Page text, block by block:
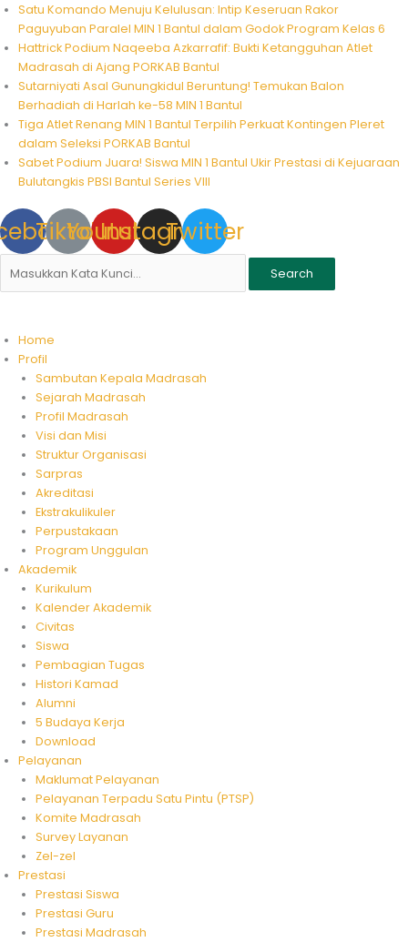
Skip
content
Satu Komando Menuju Kelulusan: Intip Keseruan Rakor
Paguyuban Paralel MIN 1 Bantul dalam Godok Program Kelas 6
Hattrick Podium Naqeeba Azkarrafif: Bukti Ketangguhan Atlet
Madrasah di Ajang PORKAB Bantul
Sutarniyati Asal Gunungkidul Beruntung! Temukan Balon
Berhadiah di Harlah ke-58 MIN 1 Bantul
Tiga Atlet Renang MIN 1 Bantul Terpilih Perkuat Kontingen Pleret
dalam Seleksi PORKAB Bantul
Sabet Podium Juara! Siswa MIN 1 Bantul Ukir Prestasi di Kejuaraan
Bulutangkis PBSI Bantul Series VIII
TiktokYoutube
Instagram
Twitter
Search
Home
Profil
Sambutan Kepala Madrasah
Sejarah Madrasah
Profil Madrasah
Visi dan Misi
Struktur Organisasi
Sarpras
Akreditasi
Ekstrakulikuler
Perpustakaan
Program Unggulan
Akademik
Kurikulum
Kalender Akademik
Civitas
Siswa
Pembagian Tugas
Histori Kamad
Alumni
5 Budaya Kerja
Download
Pelayanan
Maklumat Pelayanan
Pelayanan Terpadu Satu Pintu (PTSP)
Komite Madrasah
Survey Layanan
Zel-zel
Prestasi
Prestasi Siswa
Prestasi Guru
Prestasi Madrasah